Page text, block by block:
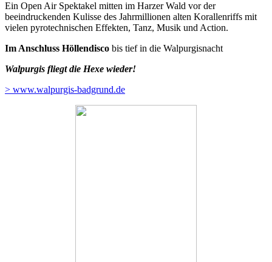
Ein Open Air Spektakel mitten im Harzer Wald vor der
beeindruckenden Kulisse des Jahrmillionen alten Korallenriffs mit
vielen pyrotechnischen Effekten, Tanz, Musik und Action.
Im Anschluss Höllendisco bis tief in die Walpurgisnacht
Walpurgis fliegt die Hexe wieder!
> www.walpurgis-badgrund.de